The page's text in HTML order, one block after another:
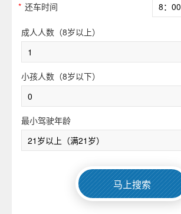
* 还车时间
成人人数（8岁以上）
小孩人数（8岁以下）
最小驾驶年龄